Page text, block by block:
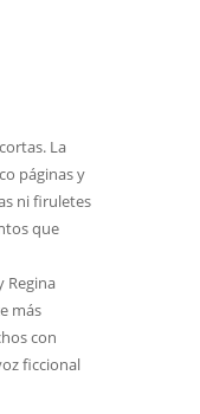
La
páginas y
ni firuletes
que
Regina
más
con
ficcional